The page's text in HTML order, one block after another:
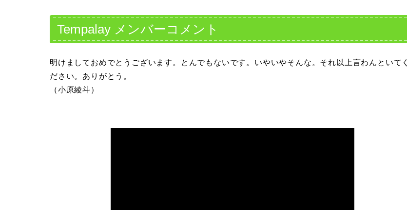
Tempalay メンバーコメント
明けましておめでとうございます。とんでもないです。いやいやそんな。それ以上言わんといてく
ださい。ありがとう。
（小原綾斗）